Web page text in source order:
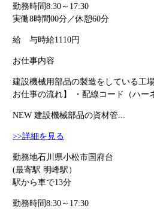
勤務時間8:30～17:30
実働8時間00分／休憩60分
給 与時給1110円
お仕事内容
建設機械用部品の製造をしている工
お仕事の流れ】 ・配線コード（ハー
NEW建設機械部品の資材管...
>>詳細を見る
勤務地石川県小松市国府台
(最寄駅 明峰駅）
駅から車で13分
勤務時間8:30～17:30